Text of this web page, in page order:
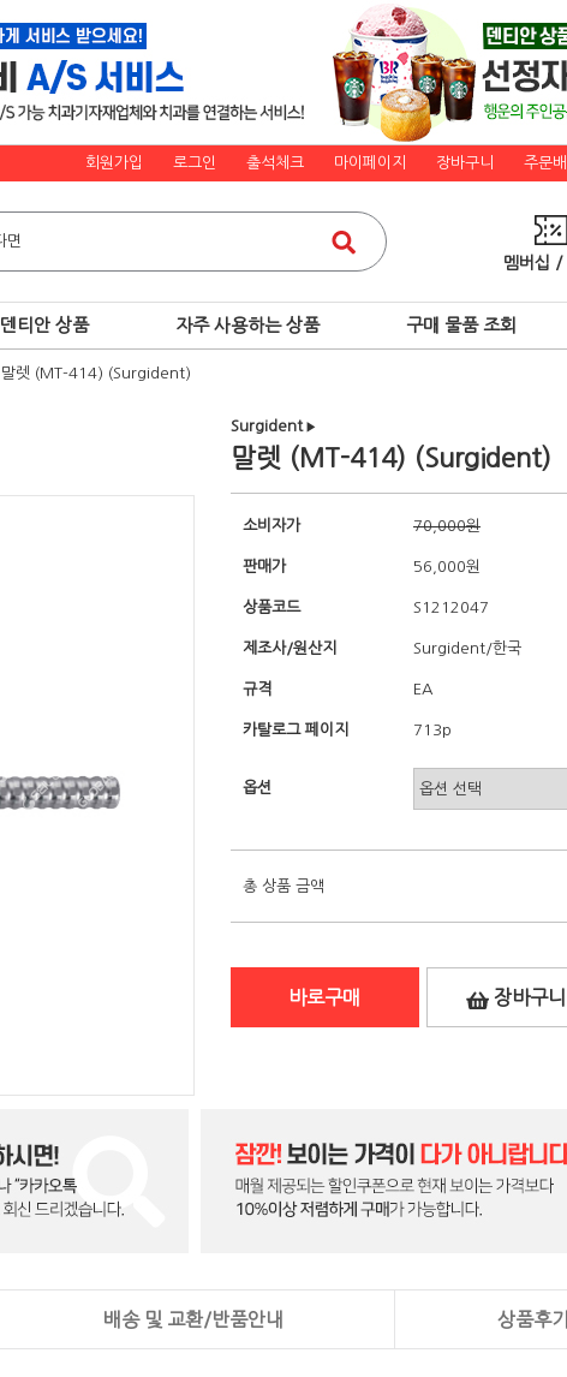
회원가입 로그인 출석체크 마이페이지 장바구니 주문
멤버십 /
덴티안 상품 자주 사용하는 상품 구매 물품 조회
말렛 (MT-414) (Surgident)
Surgident ▶
말렛 (MT-414) (Surgident)
소비자가 70,000원
판매가 56,000원
상품코드 S1212047
제조사/원산지 Surgident/한국
규격 EA
카탈로그 페이지 713p
옵션
총 상품 금액
바로구매 장바구니
배송 및 교환/반품안내 상품후